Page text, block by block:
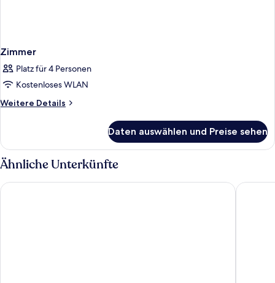
Zimmer
Platz für 4 Personen
Kostenloses WLAN
Weitere Details
Weitere
Daten auswählen und Preise sehen
Ähnliche Unterkünfte
Land's End Boutique Hotel The